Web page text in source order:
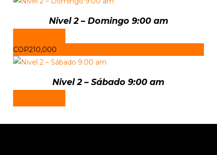
Nivel 2 – Domingo 9:00 am
COP210,000
Nivel 2 – Sábado 9:00 am